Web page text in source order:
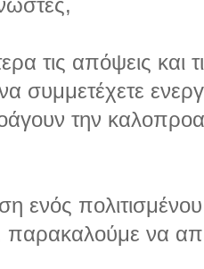
τις απόψεις
συμμετέχετε
την
ενός πολιτισμένου
παρακαλούμε να